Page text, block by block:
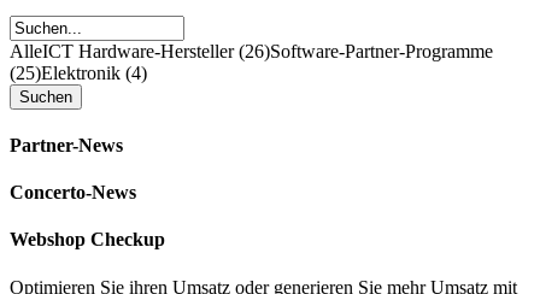
AlleICT Hardware-Hersteller (26)Software-Partner-Programme
(25)Elektronik (4)
Partner-News
Concerto-News
Webshop Checkup
Optimieren Sie ihren Umsatz oder generieren Sie mehr Umsatz mit